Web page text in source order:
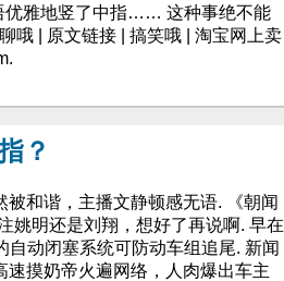
优雅地竖了中指…… 这种事绝不能
哦 | 原文链接 | 搞笑哦 | 淘宝网上卖
？
被和谐，主播文静顿感无语. 《朝闻
姚明还是刘翔，想好了再说啊. 早在
动闭塞系统可防动车组追尾. 新闻
摸奶帝火遍网络，人肉爆出车主